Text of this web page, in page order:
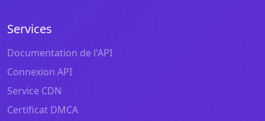
Services
Documentation de l'API
Connexion API
Service CDN
Certificat DMCA